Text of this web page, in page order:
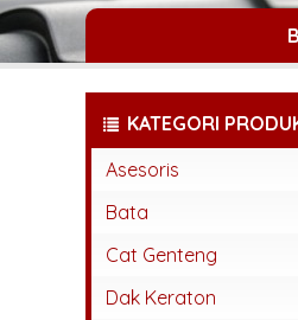
KATEGORI
Asesoris
Bata
Bata Espos
Bata Press
Cat Genteng
Dak Keraton